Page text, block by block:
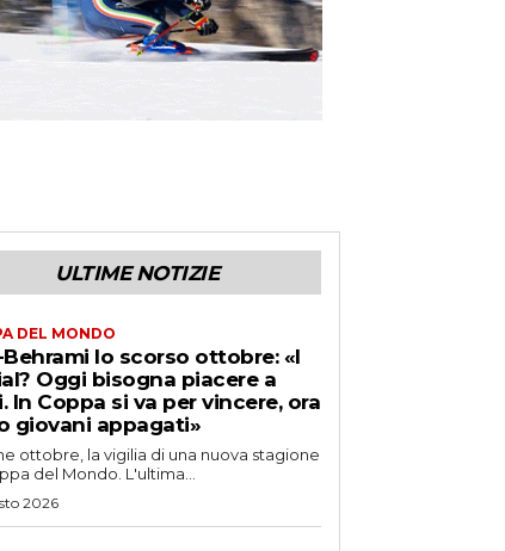
ULTIME NOTIZIE
DEL MONDO
lo scorso ottobre: «I
Oggi bisogna piacere a
In Coppa si va per vincere, ora
giovani appagati»
ottobre, la vigilia di una nuova stagione
del Mondo. L'ultima...
2026